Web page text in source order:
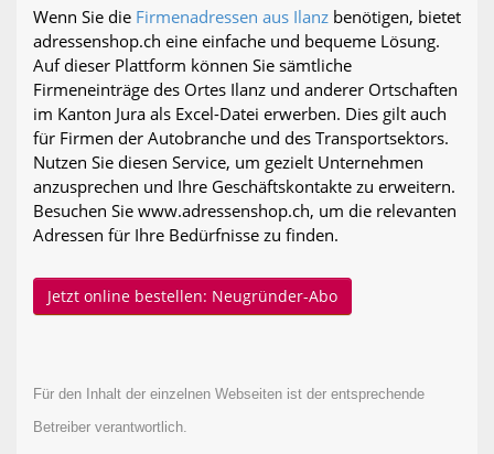
Wenn Sie die Firmenadressen aus Ilanz benötigen, bietet
adressenshop.ch eine einfache und bequeme Lösung.
Auf dieser Plattform können Sie sämtliche
Firmeneinträge des Ortes Ilanz und anderer Ortschaften
im Kanton Jura als Excel-Datei erwerben. Dies gilt auch
für Firmen der Autobranche und des Transportsektors.
Nutzen Sie diesen Service, um gezielt Unternehmen
anzusprechen und Ihre Geschäftskontakte zu erweitern.
Besuchen Sie www.adressenshop.ch, um die relevanten
Adressen für Ihre Bedürfnisse zu finden.
Jetzt online bestellen: Neugründer-Abo
Für den Inhalt der einzelnen Webseiten ist der entsprechende
Betreiber verantwortlich.